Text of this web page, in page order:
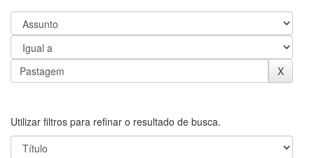
Utilizar filtros para refinar o resultado de busca.